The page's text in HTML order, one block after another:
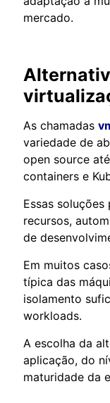
mercado.
As chamadas
variedade de
open source
containers e
Essas
recursos,
de
Em muitos
típica das
isolamento
workloads.
A escolha da
aplicação, do
maturidade da